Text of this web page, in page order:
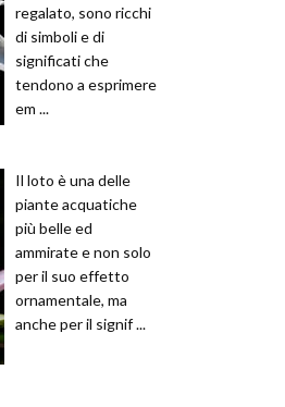
regalato, sono ricchi
di simboli e di
significati che
tendono a esprimere
em ...
Il loto è una delle
piante acquatiche
più belle ed
ammirate e non solo
per il suo effetto
ornamentale, ma
anche per il signif ...